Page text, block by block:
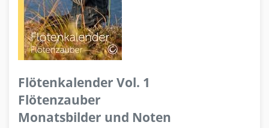
Flötenkalender Vol. 1
Flötenzauber
Monatsbilder und Noten